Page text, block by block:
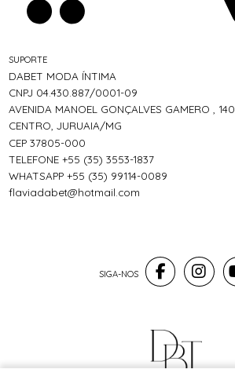
SUPORTE
DABET MODA ÍNTIMA
CNPJ 04.430.887/0001-09
AVENIDA MANOEL GONÇALVES GAMERO , 140
CENTRO, JURUAIA/MG
CEP 37805-000
TELEFONE +55 (35) 3553-1837
WHATSAPP +55 (35) 99114-0089
flaviadabet@hotmail.com